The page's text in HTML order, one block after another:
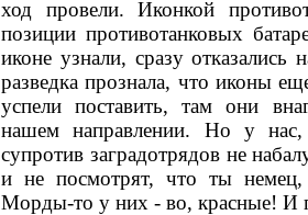
ход провели. Иконкой
позиции противотанковых
иконе узнали, сразу
разведка прознала, что иконы
успели поставить, там они
нашем направлении. Но у
супротив заградотрядов не
и не посмотрят, что ты
Морды-то у них - во, красные! И